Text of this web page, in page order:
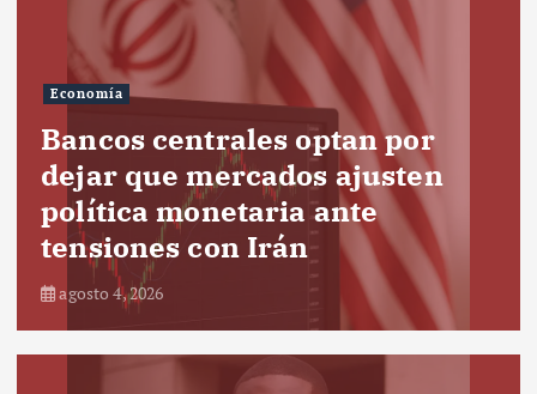
Economía
Bancos centrales optan por
dejar que mercados ajusten
política monetaria ante
tensiones con Irán
agosto 4, 2026